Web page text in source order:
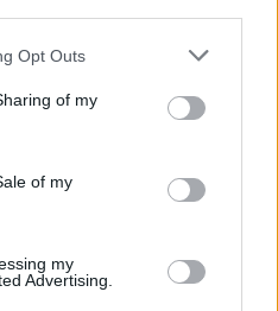
Opt Outs
of my
of my
my
Advertising.
από παντού στη Novibet με